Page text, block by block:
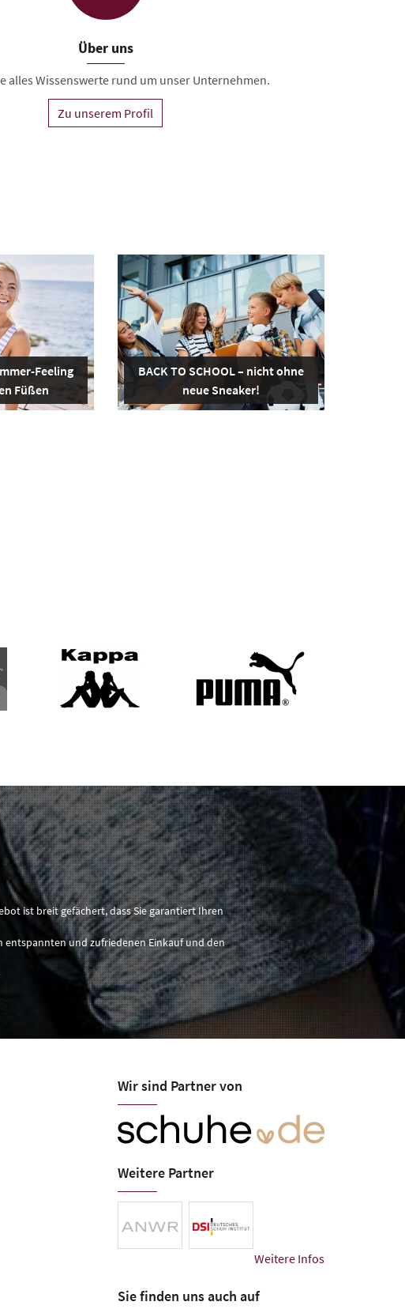
Über uns
alles Wissenswerte rund um unser Unternehmen.
Zu unserem Profil
Feeling
Füßen
BACK TO SCHOOL – nicht ohne
neue Sneaker!
ist breit gefächert, dass Sie garantiert Ihren
entspannten und zufriedenen Einkauf und den
Öffnungszeiten
Mo-Fr 09:30-18:00
Friedrich -
Gutgehen
Wir sind Partner von
Weitere Partner
Weitere Infos
Sie finden uns auch auf